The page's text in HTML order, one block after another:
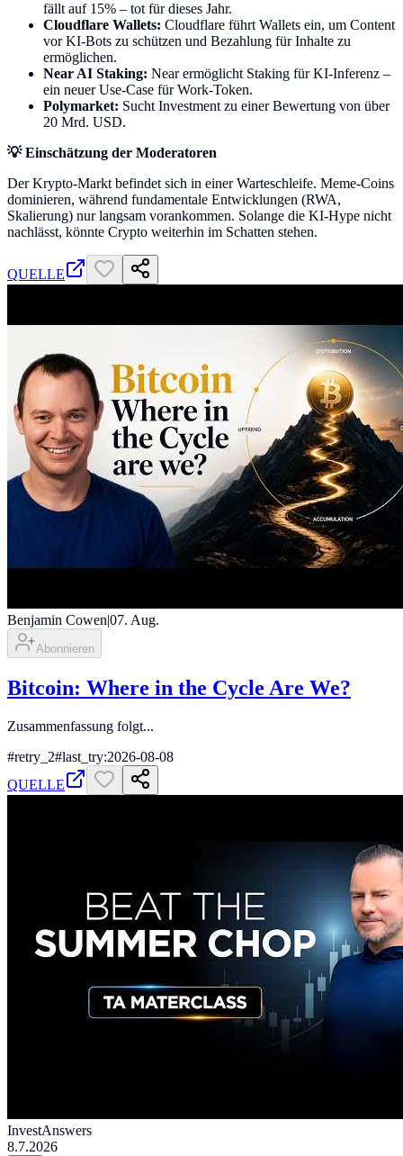
fällt auf 15% – tot für dieses Jahr.
Cloudflare Wallets: Cloudflare führt Wallets ein, um Content
vor KI-Bots zu schützen und Bezahlung für Inhalte zu
ermöglichen.
Near AI Staking: Near ermöglicht Staking für KI-Inferenz –
ein neuer Use-Case für Work-Token.
Polymarket: Sucht Investment zu einer Bewertung von über
20 Mrd. USD.
💡 Einschätzung der Moderatoren
Der Krypto-Markt befindet sich in einer Warteschleife. Meme-Coins
dominieren, während fundamentale Entwicklungen (RWA,
Skalierung) nur langsam vorankommen. Solange die KI-Hype nicht
nachlässt, könnte Crypto weiterhin im Schatten stehen.
QUELLE
Benjamin Cowen|07. Aug.
Abonnieren
Bitcoin: Where in the Cycle Are We?
Zusammenfassung folgt...
#retry_2#last_try:2026-08-08
QUELLE
InvestAnswers
8.7.2026